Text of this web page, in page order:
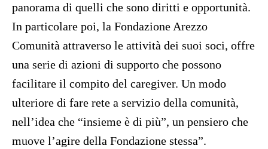
panorama di quelli che sono diritti e opportunità.
In particolare poi, la Fondazione Arezzo
Comunità attraverso le attività dei suoi soci, offre
una serie di azioni di supporto che possono
facilitare il compito del caregiver. Un modo
ulteriore di fare rete a servizio della comunità,
nell’idea che “insieme è di più”, un pensiero che
muove l’agire della Fondazione stessa”.